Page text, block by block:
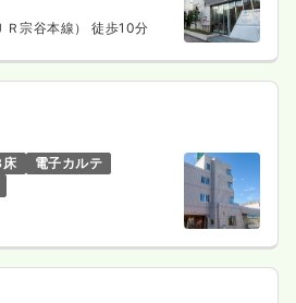
Ｒ宗谷本線） 徒歩10分
床
電子カルテ